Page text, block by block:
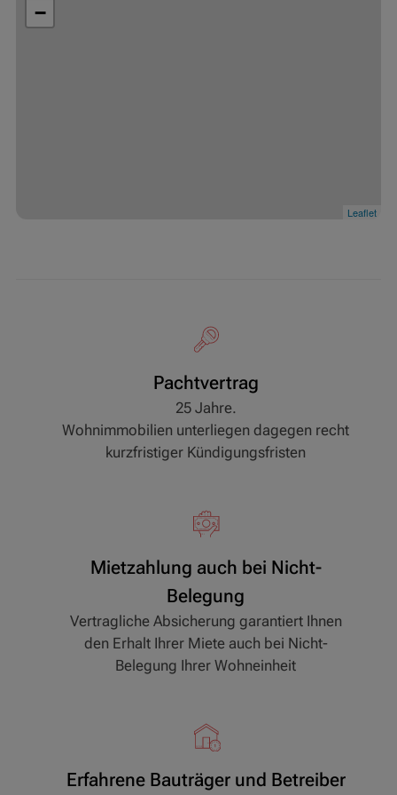
−
Leaflet
Pachtvertrag
25 Jahre.
Wohnimmobilien unterliegen dagegen recht
kurzfristiger Kündigungsfristen
Mietzahlung auch bei Nicht-
Belegung
Vertragliche Absicherung garantiert Ihnen
den Erhalt Ihrer Miete auch bei Nicht-
Belegung Ihrer Wohneinheit
Erfahrene Bauträger und Betreiber